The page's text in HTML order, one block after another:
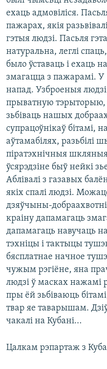
ехаць адмовіліся.
пажарах, якія
гэтыя людзі. Пасьля
натуральна, леглі
было ўставаць і ехаць
змагацца з пажарамі. У
напад. Узброеныя людзі
прыватную тэрыторыю,
зьбіваць нашых
супрацоўнікаў бітамі,
аўтамабілях, разьбілі
піратэхнічныя
ўсярэдзіне быў нейкі
Аблівалі з газавых
якіх спалі людзі.
дзяўчыны-
краіну дапамагаць
дапамагаць навучаць
тэхніцы і тактыцы
бясплатнае начное
чужым рэгіёне, яна
людзі ў масках нажамі
пры ёй зьбіваюць
твар яе таварышам.
чакалі на Кубані...
Цалкам рэпартаж з